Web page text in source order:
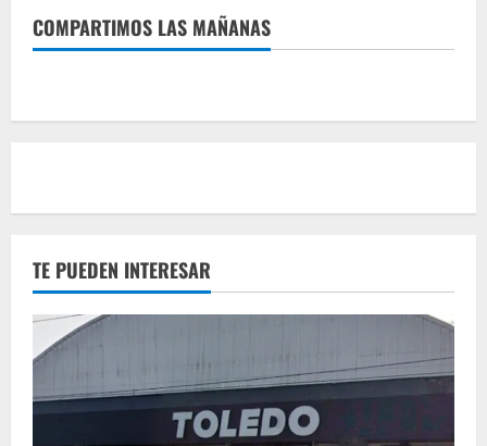
COMPARTIMOS LAS MAÑANAS
TE PUEDEN INTERESAR